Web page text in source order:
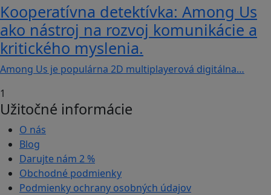
Kooperatívna detektívka: Among Us
ako nástroj na rozvoj komunikácie a
kritického myslenia.
Among Us je populárna 2D multiplayerová digitálna…
1
Užitočné informácie
O nás
Blog
Darujte nám 2 %
Obchodné podmienky
Podmienky ochrany osobných údajov